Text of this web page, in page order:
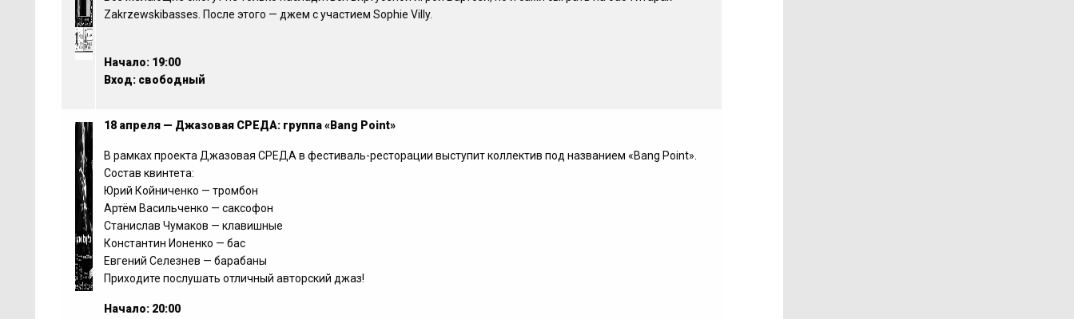
Zakrzewskibasses. После этого — джем с участием Sophie Villy.
Начало: 19:00
Вход: свободный
18 апреля — Джазовая СРЕДА: группа «Bang Point»
В рамках проекта Джазовая СРЕДА в фестиваль-ресторации выступит коллектив под названием «Bang Point».
Состав квинтета:
Юрий Койниченко — тромбон
Артём Васильченко — саксофон
Станислав Чумаков — клавишные
Константин Ионенко — бас
Евгений Селезнев — барабаны
Приходите послушать отличный авторский джаз!
Начало: 20:00